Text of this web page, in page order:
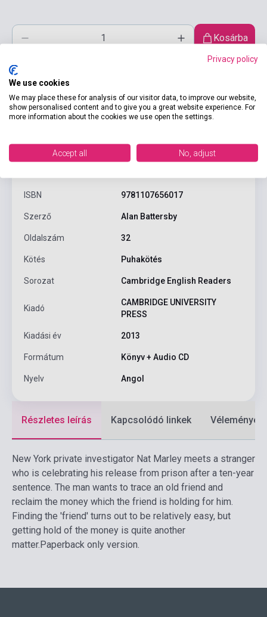
Kosárba
Termékjellemzők
ISBN 9781107656017
Szerző Alan Battersby
Oldalszám 32
Kötés Puhakötés
Sorozat Cambridge English Readers
Kiadó
CAMBRIDGE UNIVERSITY
PRESS
Kiadási év 2013
Formátum Könyv + Audio CD
Nyelv Angol
Részletes leírás Kapcsolódó linkek Vélemények
New York private investigator Nat Marley meets a stranger
who is celebrating his release from prison after a ten-year
sentence. The man wants to trace an old friend and
reclaim the money which the friend is holding for him.
Finding the 'friend' turns out to be relatively easy, but
getting hold of the money is quite another
matter. Paperback only version.
Privacy policy
We use cookies
We may place these for analysis of our visitor data, to improve our website,
show personalised content and to give you a great website experience. For
more information about the cookies we use open the settings.
Accept all No, adjust